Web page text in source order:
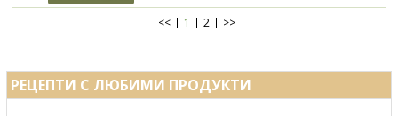
<< 1 2 >>
РЕЦЕПТИ С ЛЮБИМИ ПРОДУКТИ